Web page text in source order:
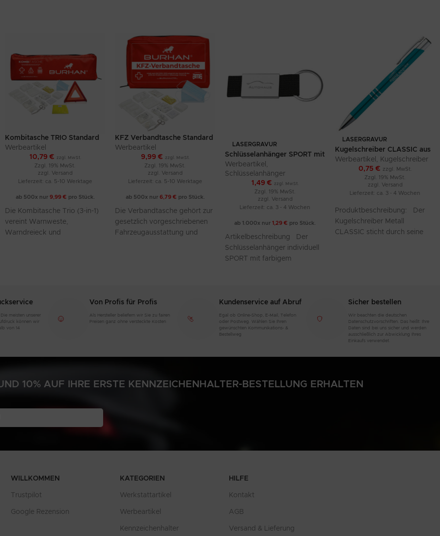
Kombitasche TRIO Standard
(Inhalt nach DIN 13164:2022 +
Warnweste + Warndreieck)
Werbeartikel
10,79 € zzgl. MwSt.
Zzgl. 19% MwSt.
zzgl.
Versand
Lieferzeit: ca. 5-10 Werktage
ab 500x nur 9,99 € pro Stück.
Die Kombitasche Trio (3-in-1)
vereint Warnweste,
Warndreieck und
KFZ Verbandtasche Standard
UNO Erste-Hilfe-Set (Inhalt
nach DIN 13164:2022)
Werbeartikel
9,99 € zzgl. MwSt.
Zzgl. 19% MwSt.
zzgl.
Versand
Lieferzeit: ca. 5-10 Werktage
ab 500x nur 6,79 € pro Stück.
Die Verbandtasche gehört zur
gesetzlich vorgeschriebenen
Fahrzeugausstattung und
LASERGRAVUR
Schlüsselanhänger SPORT mit
farbigem Stoffbändchen
Werbeartikel
Schlüsselanhänger
1,49 € zzgl. MwSt.
Zzgl. 19% MwSt.
zzgl.
Versand
Lieferzeit: ca. 3 - 4 Wochen
ab 1.000x nur 1,29 € pro Stück.
Artikelbeschreibung Der
Schlüsselanhänger individuell
SPORT mit farbigem
Stoffbändchen in
verschiedenen Farben
LASERGRAVUR
Kugelschreiber CLASSIC aus
Metall (mit Lasergravur)
Werbeartikel
Kugelschreiber
0,75 € zzgl. MwSt.
Zzgl. 19% MwSt.
zzgl.
Versand
Lieferzeit: ca. 3 - 4 Wochen
Produktbeschreibung: Der
Kugelschreiber Metall
CLASSIC sticht durch seine
meisten unserer
können wir
von 14
Von Profis für Profis
Als Hersteller beliefern wir Sie zu fairen
Preisen ganz ohne versteckte Kosten
Kundenservice auf Abruf
Egal ob Online-Shop, E-Mail, Telefon
oder Postweg. Wählen Sie Ihren
gewünschten Kommunikations- &
Bestellweg
Sicher bestellen
Wir beachten die deutschen
Datenschutzvorschriften. Das heißt: Ihre
Daten sind bei uns sicher und werden
ausschließlich zur Abwicklung Ihres
Einkaufs verwendet.
10% AUF IHRE ERSTE KENNZEICHENHALTER-BESTELLUNG ERHALTEN
WILLKOMMEN
Trustpilot
Google Rezension
KATEGORIEN
Werkstattartikel
Werbeartikel
Kennzeichenhalter
HILFE
Kontakt
AGB
Versand & Lieferung